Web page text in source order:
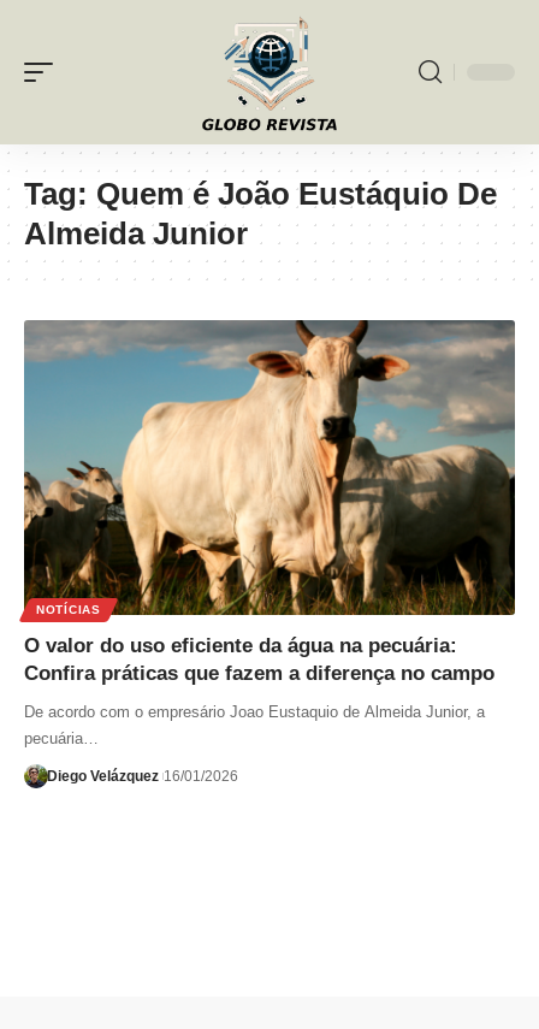
Tag: Quem é João Eustáquio De
Almeida Junior
NOTÍCIAS
O valor do uso eficiente da água na pecuária:
Confira práticas que fazem a diferença no campo
De acordo com o empresário Joao Eustaquio de Almeida Junior, a
pecuária…
Diego Velázquez 16/01/2026